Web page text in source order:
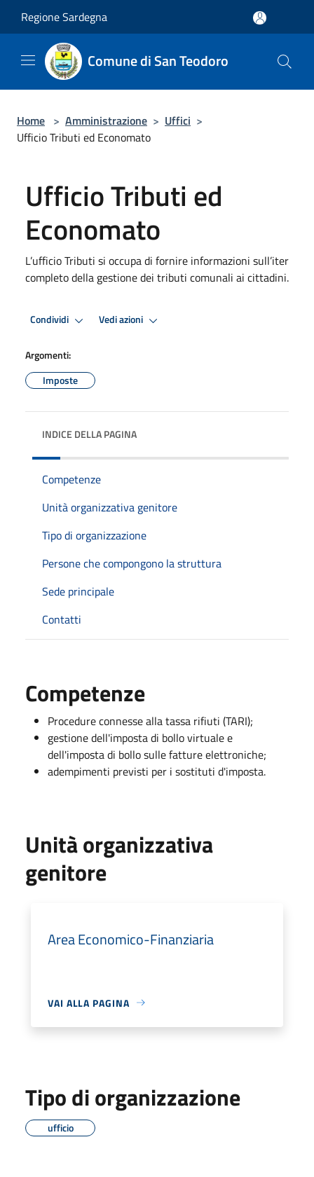
Regione Sardegna
Comune di San Teodoro
Home > Amministrazione > Uffici >
Ufficio Tributi ed Economato
Ufficio Tributi ed
Economato
L’ufficio Tributi si occupa di fornire informazioni sull’iter
completo della gestione dei tributi comunali ai cittadini.
Condividi Vedi azioni
Argomenti:
Imposte
INDICE DELLA PAGINA
Competenze
Unità organizzativa genitore
Tipo di organizzazione
Persone che compongono la struttura
Sede principale
Contatti
Competenze
Procedure connesse alla tassa rifiuti (TARI);
gestione dell'imposta di bollo virtuale e
dell'imposta di bollo sulle fatture elettroniche;
adempimenti previsti per i sostituti d'imposta.
Unità organizzativa
genitore
Area Economico-Finanziaria
VAI ALLA PAGINA
Tipo di organizzazione
ufficio